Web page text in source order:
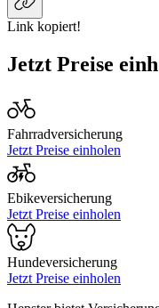
Link kopiert!
Jetzt Preise
Fahrradversicherung
Jetzt Preise einholen
Ebikeversicherung
Jetzt Preise einholen
Hundeversicherung
Jetzt Preise einholen